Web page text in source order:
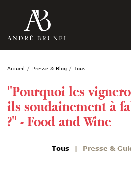
Accueil Presse & Blog Tous
"Pourquoi les
ils soudainement à
?" - Food and Wine
Tous Presse &